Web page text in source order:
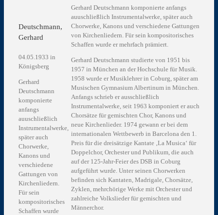
Gerhard Deutschmann komponierte anfangs
auuschließlich Instrumentalwerke, später auch
Chorwerke, Kanons und verschiedene Gattungen
von Kirchenliedern. Für sein kompositorisches
Schaffen wurde er mehrfach prämiert.
Gerhard Deutschmann studierte von 1951 bis
1957 in München an der Hochschule für Musik.
1958 wurde er Musiklehrer in Coburg, später am
Musischen Gymnasium Albertinum in München.
Anfangs schrieb er ausschließlich
Instrumentalwerke, seit 1963 komponiert er auch
Chorsätze für gemischten Chor, Kanons und
neue Kirchenlieder. 1974 gewann er bei dem
internationalen Wettbewerb in Barcelona den 1.
Preis für die dreisätzige Kantate ‚La Musica‘ für
Doppelchor, Orchester und Publikum, die auch
auf der 125-Jahr-Feier des DSB in Coburg
aufgeführt wurde. Unter seinen Chorwerken
befinden sich Kantaten, Madrigale, Chorsätze,
Zyklen, mehrchörige Werke mit Orchester und
zahlreiche Volkslieder für gemischten und
Männerchor.
Deutschmann,
Gerhard
04.05.1933 in
Königsberg
Gerhard
Deutschmann
komponierte
anfangs
auuschließlich
Instrumentalwerke,
später auch
Chorwerke,
Kanons und
verschiedene
Gattungen von
Kirchenliedern.
Für sein
kompositorisches
Schaffen wurde